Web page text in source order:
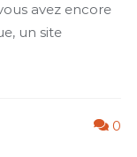
avez encore
un site
0